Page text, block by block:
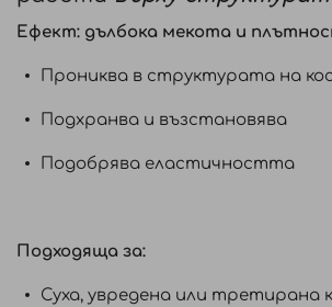
Ефект: дълбока мекота и
Прониква в структурата на
Подхранва и възстановява
Подобрява еластичността
Подходяща за:
Суха, увредена или третирана